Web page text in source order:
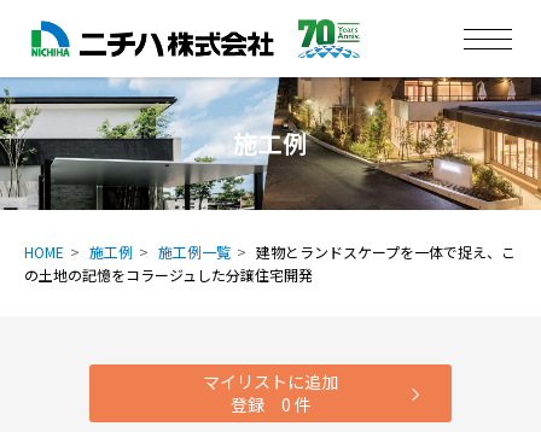
施工例
HOME 施工例 施工例一覧
建物とランドスケープを一体で捉え、こ
の土地の記憶をコラージュした分譲住宅開発
マイリストに追加
登録 0 件